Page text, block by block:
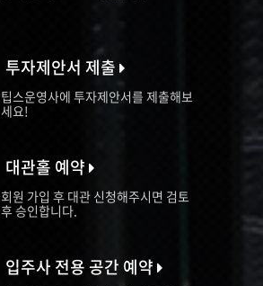
투자제안서 제출
팁스운영사에 투자제안서를 제출해보
세요!
대관홀 예약
회원 가입 후 대관 신청해주시면 검토
후 승인합니다.
입주사 전용 공간 예약